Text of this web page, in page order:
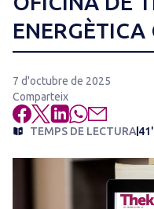
ENERGÈTICA
7 d'octubre de 2025
Comparteix
TEMPS DE LECTURA